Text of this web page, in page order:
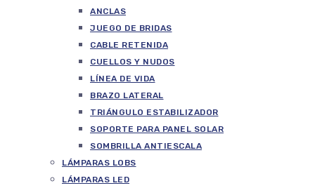
ANCLAS
JUEGO DE BRIDAS
CABLE RETENIDA
CUELLOS Y NUDOS
LÍNEA DE VIDA
BRAZO LATERAL
TRIÁNGULO ESTABILIZADOR
SOPORTE PARA PANEL SOLAR
SOMBRILLA ANTIESCALA
LÁMPARAS LOBS
LÁMPARAS LED